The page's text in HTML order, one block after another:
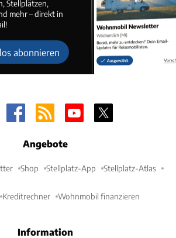
Stellplätzen,
mehr – direkt in
abonnieren
Angebote
Shop Stellplatz-App Stellplatz-Atlas
Kreditrechner Wohnmobil finanzieren
Information